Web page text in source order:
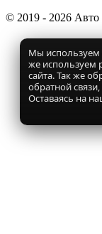
© 2019 - 2026 Авто
Мы используем
же используем
сайта. Так же
обратной
Оставаясь на